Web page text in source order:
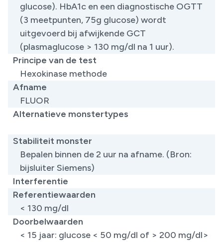
glucose). HbA1c en een diagnostische OGTT
(3 meetpunten, 75g glucose) wordt
uitgevoerd bij afwijkende GCT
(plasmaglucose > 130 mg/dl na 1 uur). ​
Principe van de test
Hexokinase methode
Afname
FLUOR
Alternatieve monstertypes
Stabiliteit monster
Bepalen binnen de 2 uur na afname. (Bron:
bijsluiter Siemens)
Interferentie
Referentiewaarden
< 130 mg/dl
Doorbelwaarden
< 15 jaar: glucose < 50 mg/dl of > 200 mg/dl>